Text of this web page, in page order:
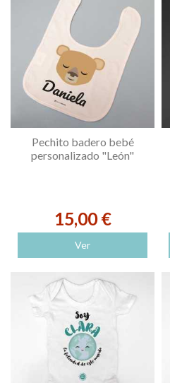
Pechito badero bebé
personalizado "León"
15,00 €
Ver